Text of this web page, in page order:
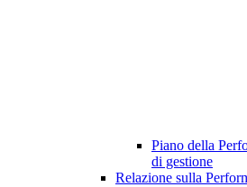
Piano della
di gestione
Relazione sulla